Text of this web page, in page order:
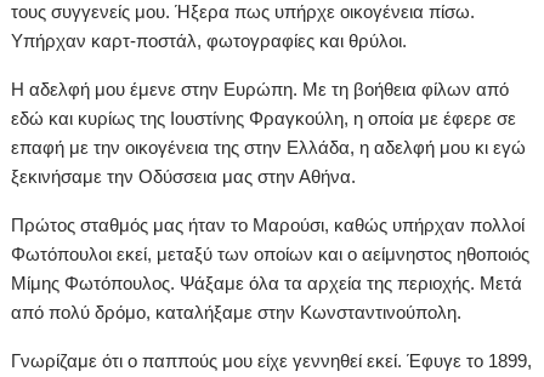
τους συγγενείς μου. Ήξερα πως υπήρχε οικογένεια πίσω.
Υπήρχαν καρτ-ποστάλ, φωτογραφίες και θρύλοι.
Η αδελφή μου έμενε στην Ευρώπη. Με τη βοήθεια φίλων από
εδώ και κυρίως της Ιουστίνης Φραγκούλη, η οποία με έφερε σε
επαφή με την οικογένεια της στην Ελλάδα, η αδελφή μου κι εγώ
ξεκινήσαμε την Οδύσσεια μας στην Αθήνα.
Πρώτος σταθμός μας ήταν το Μαρούσι, καθώς υπήρχαν πολλοί
Φωτόπουλοι εκεί, μεταξύ των οποίων και ο αείμνηστος ηθοποιός
Μίμης Φωτόπουλος. Ψάξαμε όλα τα αρχεία της περιοχής. Μετά
από πολύ δρόμο, καταλήξαμε στην Κωνσταντινούπολη.
Γνωρίζαμε ότι ο παππούς μου είχε γεννηθεί εκεί. Έφυγε το 1899,